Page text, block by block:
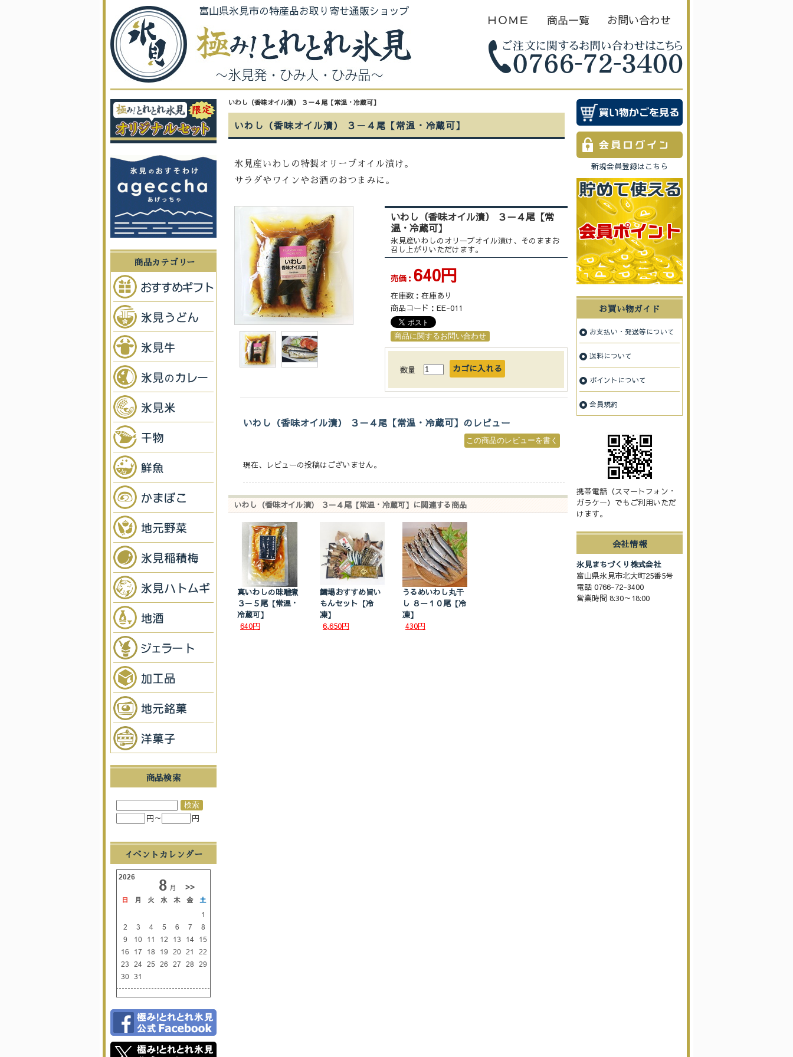
富山県氷見市の特産品お取り寄せ通販ショップ
ＨＯＭＥ 商品一覧 お問い合わせ
いわし（香味オイル漬） ３－４尾【常温・冷蔵可】
いわし（香味オイル漬） ３－４尾【常温・冷蔵可】
氷見産いわしの特製オリーブオイル漬け。
サラダやワインやお酒のおつまみに。
いわし（香味オイル漬） ３－４尾【常
温・冷蔵可】
氷見産いわしのオリーブオイル漬け、そのままお
召し上がりいただけます。
売価： 640円
在庫数： 在庫あり
商品コード： EE-011
数量
いわし（香味オイル漬） ３－４尾【常温・冷蔵可】のレビュー
現在、レビューの投稿はございません。
いわし（香味オイル漬） ３－４尾【常温・冷蔵可】に関連する商品
真いわしの味噌煮
３－５尾【常温・
冷蔵可】
640円
鱈場おすすめ旨い
もんセット【冷
凍】
6,650円
うるめいわし丸干
し ８ー１０尾【冷
凍】
430円
商品カテゴリー
商品検索
円～ 円
イベントカレンダー
新規会員登録はこちら
お買い物ガイド
お支払い・発送等について
送料について
ポイントについて
会員規約
携帯電話（スマートフォン・
ガラケー）でもご利用いただ
けます。
会社情報
氷見まちづくり株式会社
富山県氷見市北大町25番5号
電話 0766-72-3400
営業時間 8:30～18:00